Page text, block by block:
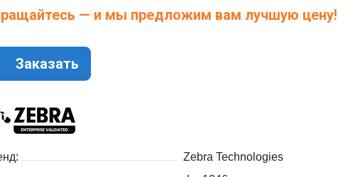
— и мы предложим вам лучшую цену!
Заказать
Zebra Technologies